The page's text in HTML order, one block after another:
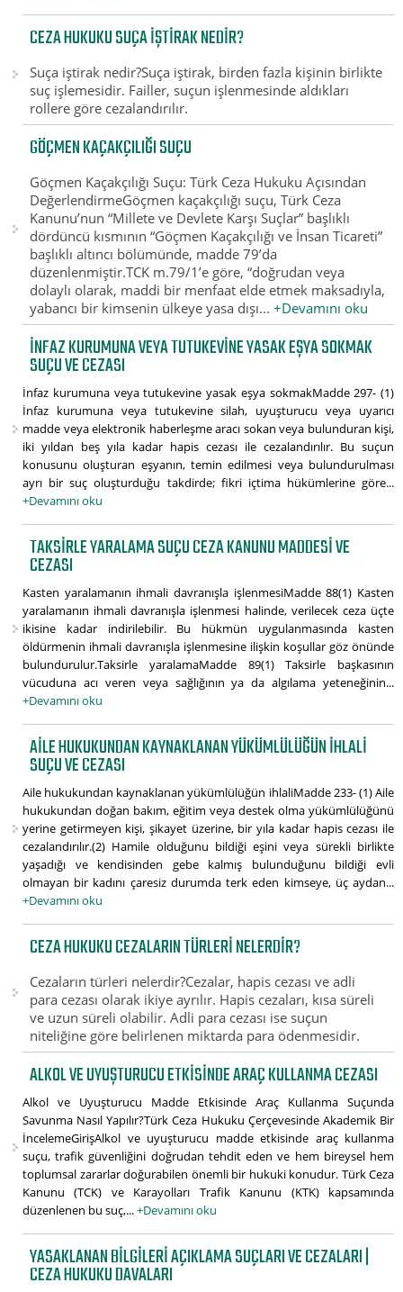
CEZA HUKUKU SUÇA IŞTIRAK NEDIR?
Suça iştirak nedir?Suça iştirak, birden fazla kişinin birlikte
suç işlemesidir. Failler, suçun işlenmesinde aldıkları
rollere göre cezalandırılır.
GÖÇMEN KAÇAKÇILIĞI SUÇU
Göçmen Kaçakçılığı Suçu: Türk Ceza Hukuku Açısından
DeğerlendirmeGöçmen kaçakçılığı suçu, Türk Ceza
Kanunu’nun “Millete ve Devlete Karşı Suçlar” başlıklı
dördüncü kısmının “Göçmen Kaçakçılığı ve İnsan Ticareti”
başlıklı altıncı bölümünde, madde 79’da
düzenlenmiştir.TCK m.79/1’e göre, “doğrudan veya
dolaylı olarak, maddi bir menfaat elde etmek maksadıyla,
yabancı bir kimsenin ülkeye yasa dışı...+Devamını oku
İNFAZ KURUMUNA VEYA TUTUKEVINE YASAK EŞYA SOKMAK
SUÇU VE CEZASI
İnfaz kurumuna veya tutukevine yasak eşya sokmakMadde 297- (1)
İnfaz kurumuna veya tutukevine silah, uyuşturucu veya uyarıcı
madde veya elektronik haberleşme aracı sokan veya bulunduran kişi,
iki yıldan beş yıla kadar hapis cezası ile cezalandırılır. Bu suçun
konusunu oluşturan eşyanın, temin edilmesi veya bulundurulması
ayrı bir suç oluşturduğu takdirde; fikri içtima hükümlerine göre...
+Devamını oku
TAKSIRLE YARALAMA SUÇU CEZA KANUNU MADDESI VE
CEZASI
Kasten yaralamanın ihmali davranışla işlenmesiMadde 88(1) Kasten
yaralamanın ihmali davranışla işlenmesi halinde, verilecek ceza üçte
ikisine kadar indirilebilir. Bu hükmün uygulanmasında kasten
öldürmenin ihmali davranışla işlenmesine ilişkin koşullar göz önünde
bulundurulur.Taksirle yaralamaMadde 89(1) Taksirle başkasının
vücuduna acı veren veya sağlığının ya da algılama yeteneğinin...
+Devamını oku
AILE HUKUKUNDAN KAYNAKLANAN YÜKÜMLÜLÜĞÜN IHLALI
SUÇU VE CEZASI
Aile hukukundan kaynaklanan yükümlülüğün ihlaliMadde 233- (1) Aile
hukukundan doğan bakım, eğitim veya destek olma yükümlülüğünü
yerine getirmeyen kişi, şikayet üzerine, bir yıla kadar hapis cezası ile
cezalandırılır.(2) Hamile olduğunu bildiği eşini veya sürekli birlikte
yaşadığı ve kendisinden gebe kalmış bulunduğunu bildiği evli
olmayan bir kadını çaresiz durumda terk eden kimseye, üç aydan...
+Devamını oku
CEZA HUKUKU CEZALARIN TÜRLERI NELERDIR?
Cezaların türleri nelerdir?Cezalar, hapis cezası ve adli
para cezası olarak ikiye ayrılır. Hapis cezaları, kısa süreli
ve uzun süreli olabilir. Adli para cezası ise suçun
niteliğine göre belirlenen miktarda para ödenmesidir.
ALKOL VE UYUŞTURUCU ETKISINDE ARAÇ KULLANMA CEZASI
Alkol ve Uyuşturucu Madde Etkisinde Araç Kullanma Suçunda
Savunma Nasıl Yapılır?Türk Ceza Hukuku Çerçevesinde Akademik Bir
İncelemeGirişAlkol ve uyuşturucu madde etkisinde araç kullanma
suçu, trafik güvenliğini doğrudan tehdit eden ve hem bireysel hem
toplumsal zararlar doğurabilen önemli bir hukuki konudur. Türk Ceza
Kanunu (TCK) ve Karayolları Trafik Kanunu (KTK) kapsamında
düzenlenen bu suç,...+Devamını oku
YASAKLANAN BILGILERI AÇIKLAMA SUÇLARI VE CEZALARI |
CEZA HUKUKU DAVALARI